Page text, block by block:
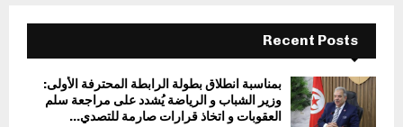
Recent Posts
بمناسبة انطلاق بطولة الرابطة المحترفة الأولى:
وزير الشباب و الرياضة يُشدد على مراجعة سلم
العقوبات و اتخاذ قرارات صارمة للتصدي...